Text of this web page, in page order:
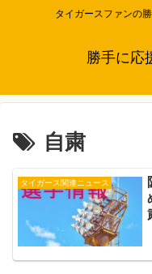
タイガースファンの
勝手に応
自粛
タイガース関連ニュース